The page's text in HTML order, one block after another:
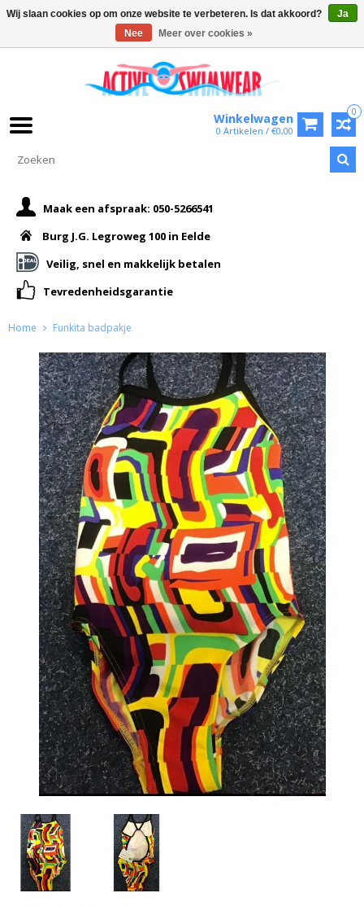
0
Winkelwagen
0 Artikelen / €0,00
Maak een afspraak: 050-5266541
Burg J.G. Legroweg 100 in Eelde
Veilig, snel en makkelijk betalen
Tevredenheidsgarantie
Home Funkita badpakje
Wij slaan cookies op om onze website te verbeteren. Is dat akkoord?
Ja
Nee
Meer over cookies »